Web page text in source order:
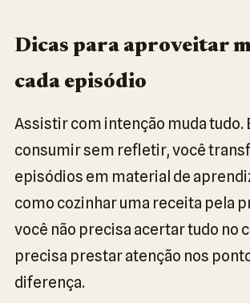
Dicas para aproveitar
cada episódio
Assistir com intenção muda tudo.
consumir sem refletir, você
episódios em material de
como cozinhar uma receita pela
você não precisa acertar tudo no
precisa prestar atenção nos
diferença.